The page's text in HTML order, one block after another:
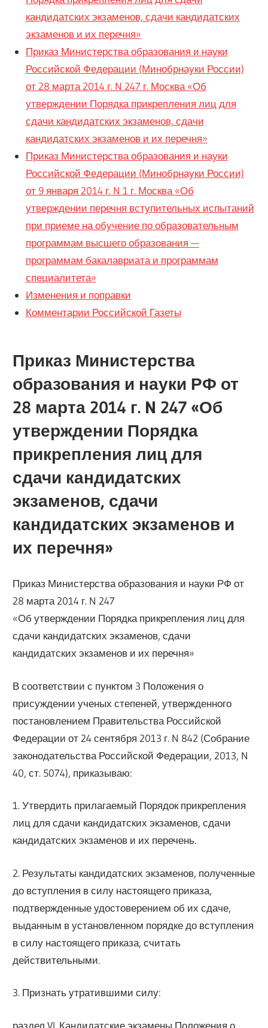
кандидатских экзаменов, сдачи кандидатских
экзаменов и их перечня»
Приказ Министерства образования и науки
Российской Федерации (Минобрнауки России)
от 28 марта 2014 г. N 247 г. Москва «Об
утверждении Порядка прикрепления лиц для
сдачи кандидатских экзаменов, сдачи
кандидатских экзаменов и их перечня»
Приказ Министерства образования и науки
Российской Федерации (Минобрнауки России)
от 9 января 2014 г. N 1 г. Москва «Об
утверждении перечня вступительных испытаний
при приеме на обучение по образовательным
программам высшего образования —
программам бакалавриата и программам
специалитета»
Изменения и поправки
Комментарии Российской Газеты
Приказ Министерства
образования и науки РФ от
28 марта 2014 г. N 247 «Об
утверждении Порядка
прикрепления лиц для
сдачи кандидатских
экзаменов, сдачи
кандидатских экзаменов и
их перечня»
Приказ Министерства образования и науки РФ от
28 марта 2014 г. N 247
«Об утверждении Порядка прикрепления лиц для
сдачи кандидатских экзаменов, сдачи
кандидатских экзаменов и их перечня»
В соответствии с пунктом 3 Положения о
присуждении ученых степеней, утвержденного
постановлением Правительства Российской
Федерации от 24 сентября 2013 г. N 842 (Собрание
законодательства Российской Федерации, 2013, N
40, ст. 5074), приказываю:
1. Утвердить прилагаемый Порядок прикрепления
лиц для сдачи кандидатских экзаменов, сдачи
кандидатских экзаменов и их перечень.
2. Результаты кандидатских экзаменов, полученные
до вступления в силу настоящего приказа,
подтвержденные удостоверением об их сдаче,
выданным в установленном порядке до вступления
в силу настоящего приказа, считать
действительными.
3. Признать утратившими силу:
раздел VI. Кандидатские экзамены Положения о